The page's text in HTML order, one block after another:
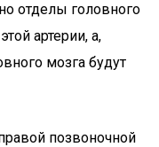
отделы головного
артерии, а,
мозга будут
позвоночной